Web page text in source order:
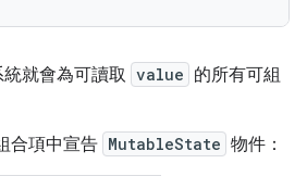
統就會為可讀取 value 的所有可組
合項中宣告 MutableState 物件：